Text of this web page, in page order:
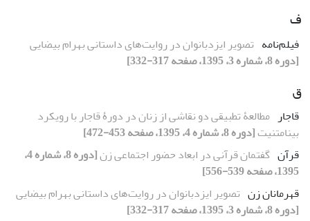
ف
فیلم‌نامه تصویر ایزدبانوان در روایت‌های داستانی بهرام بیضایی
[دوره 8، شماره 3، 1395، صفحه 317-332]
ق
قاجار مطالعۀ تطبیقی دو نقاشی از زنان در دورۀ قاجار با رویکرد
بینامتنیت[دوره 8، شماره 4، 1395، صفحه 453-472]
قرآن گفتمان قرآنی در ابعاد حضور اجتماعی زن
[دوره 8، شماره 4،
1395، صفحه 539-556]
قهرمانان زن تصویر ایزدبانوان در روایت‌های داستانی بهرام بیضایی
[دوره 8، شماره 3، 1395، صفحه 317-332]